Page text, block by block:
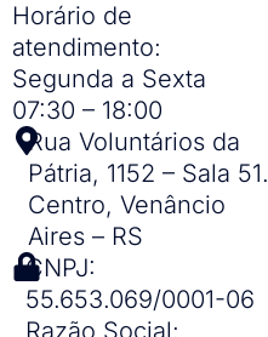
Horário de
atendimento:
Segunda a Sexta
07:30 – 18:00
Rua Voluntários da
Pátria, 1152 – Sala 51.
Centro, Venâncio
Aires – RS
CNPJ:
55.653.069/0001-06